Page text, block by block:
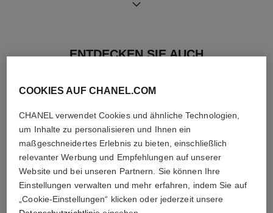
Stunden, Minuten 30 m
Pflegehinweise Bedienungsanleitungen
ENTDECKEN SIE AUCH
COOKIES AUF CHANEL.COM
CHANEL verwendet Cookies und ähnliche Technologien,
um Inhalte zu personalisieren und Ihnen ein
maßgeschneidertes Erlebnis zu bieten, einschließlich
relevanter Werbung und Empfehlungen auf unserer
Website und bei unseren Partnern. Sie können Ihre
Einstellungen verwalten und mehr erfahren, indem Sie auf
„Cookie-Einstellungen“ klicken oder jederzeit unsere